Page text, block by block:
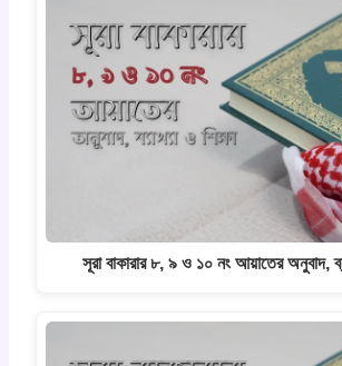
সূরা বাকারার ৮, ৯ ও ১০ নং আয়াতের অনুবাদ,